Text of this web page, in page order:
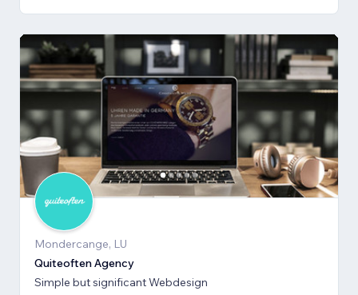
Mondercange, LU
Quiteoften Agency
Simple but significant Webdesign